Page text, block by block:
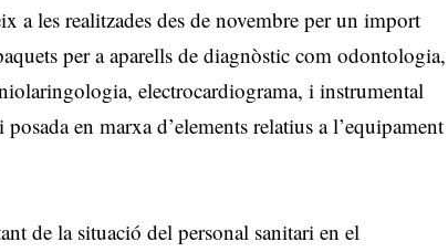
a les realitzades des de novembre per un import
per a aparells de diagnòstic com odontologia,
electrocardiograma, i instrumental
en marxa d’elements relatius a l’equipament
de la situació del personal sanitari en el